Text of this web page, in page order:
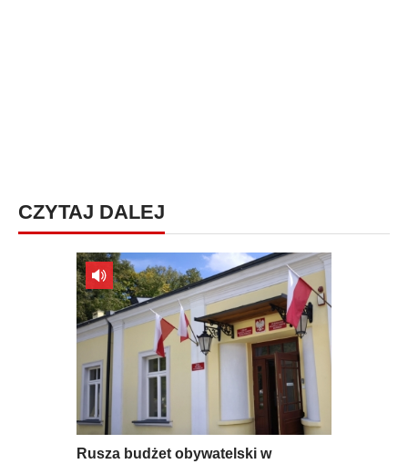
CZYTAJ DALEJ
Rusza budżet obywatelski w